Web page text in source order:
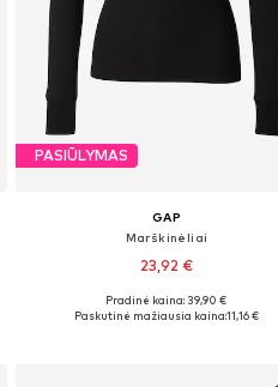
PASIŪLYMAS
GAP
Marškinėliai
23,92 €
Galimi dydžiai: XS, S, M, L
Pradinė kaina: 39,90 €
Paskutinė mažiausia kaina:11,16 €